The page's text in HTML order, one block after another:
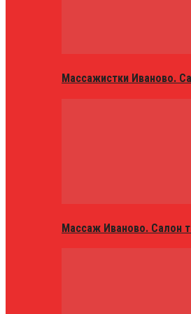
Массажистки Иваново.
Массаж Иваново. Салон